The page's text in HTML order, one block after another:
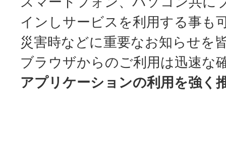
インしサービスを利用する事も
災害時などに重要なお知らせを
ブラウザからのご利用は迅速な
アプリケーションの利用を強く